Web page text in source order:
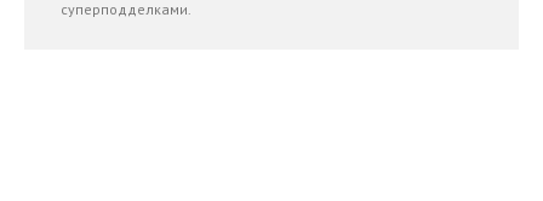
суперподделками.